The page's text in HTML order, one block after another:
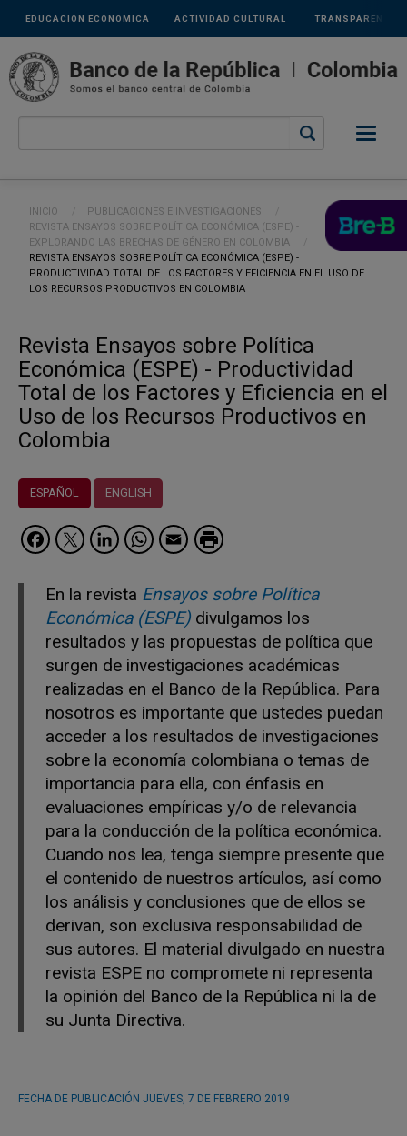
Pasar al contenido principal
Links
secundarios
ACTIVIDAD CULTURAL
EDUCACIÓN ECONÓMICA TRANSPARENCIA
Ruta de navegación
INICIO
PUBLICACIONES E INVESTIGACIONES
REVISTA ENSAYOS SOBRE POLÍTICA ECONÓMICA (ESPE) -
EXPLORANDO LAS BRECHAS DE GÉNERO EN COLOMBIA
CURRENT:
REVISTA ENSAYOS SOBRE POLÍTICA ECONÓMICA (ESPE) -
PRODUCTIVIDAD TOTAL DE LOS FACTORES Y EFICIENCIA EN EL USO DE
LOS RECURSOS PRODUCTIVOS EN COLOMBIA
Revista Ensayos sobre Política
Económica (ESPE) - Productividad
Total de los Factores y Eficiencia en el
Uso de los Recursos Productivos en
Colombia
ESPAÑOL ENGLISH
Facebook
Twitter
LinkedIn
WhatsApp
Email
En la revista Ensayos sobre Política
Económica (ESPE) divulgamos los
resultados y las propuestas de política que
surgen de investigaciones académicas
realizadas en el Banco de la República. Para
nosotros es importante que ustedes puedan
acceder a los resultados de investigaciones
sobre la economía colombiana o temas de
importancia para ella, con énfasis en
evaluaciones empíricas y/o de relevancia
para la conducción de la política económica.
Cuando nos lea, tenga siempre presente que
el contenido de nuestros artículos, así como
los análisis y conclusiones que de ellos se
derivan, son exclusiva responsabilidad de
sus autores. El material divulgado en nuestra
revista ESPE no compromete ni representa
la opinión del Banco de la República ni la de
su Junta Directiva.
FECHA DE PUBLICACIÓN JUEVES, 7 DE FEBRERO 2019